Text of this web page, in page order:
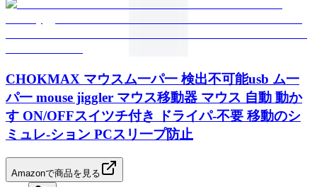
CHOKMAX マウスム一パ一 検出不可能usb ム一
パ一 mouse jiggler マウス移動器 マウス 自動 動か
す ON/OFFスイツチ付き ドライパ-不要 移動のシ
ミュレ-ション PCスリ一プ防止
Amazonで商品を見る